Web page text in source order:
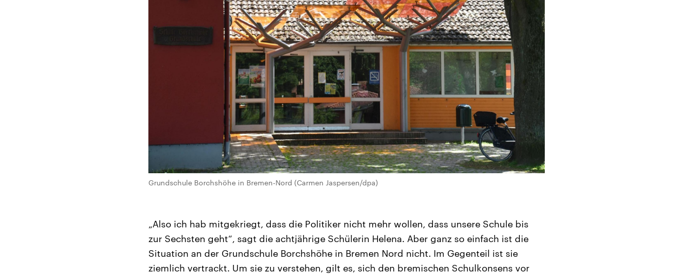
Grundschule Borchshöhe in Bremen-Nord (Carmen Jaspersen/dpa)
„Also ich hab mitgekriegt, dass die Politiker nicht mehr wollen, dass unsere Schule bis
zur Sechsten geht“, sagt die achtjährige Schülerin Helena. Aber ganz so einfach ist die
Situation an der Grundschule Borchshöhe in Bremen Nord nicht. Im Gegenteil ist sie
ziemlich vertrackt. Um sie zu verstehen, gilt es, sich den bremischen Schulkonsens vor